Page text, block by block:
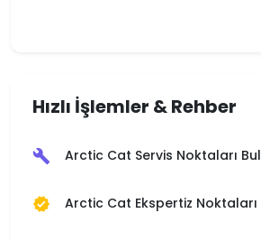
Hızlı İşlemler & Rehber
build Arctic Cat Servis Noktaları Bul
verified Arctic Cat Ekspertiz Noktaları